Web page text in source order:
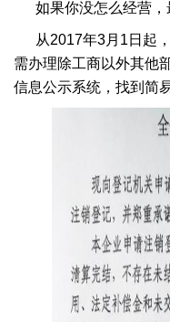
如果你没怎么经营
从2017年3月1日起
需办理除工商以外其他
信息公示系统，找到简